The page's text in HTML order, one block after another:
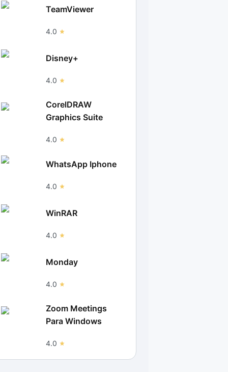
TeamViewer
4.0
Disney+
4.0
CorelDRAW
Graphics Suite
4.0
WhatsApp Iphone
4.0
WinRAR
4.0
Monday
4.0
Zoom Meetings
Para Windows
4.0